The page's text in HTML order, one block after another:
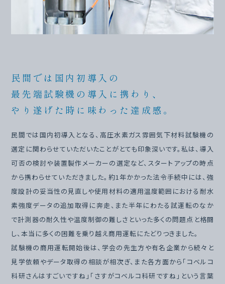
民間では国内初導入の
最先端試験機の導入に携わり、
やり遂げた時に味わった達成感。
民間では国内初導入となる、高圧水素ガス雰囲気下材料試験機の
選定に関わらせていただいたことがとても印象深いです。私は、導入
可否の検討や装置製作メーカーの選定など、スタートアップの時点
から携わらせていただきました。約1年かかった法令手続中には、強
度設計の妥当性の見直しや使用材料の適用温度範囲における耐水
素強度データの追加取得に奔走、また半年にわたる試運転のなか
で計測器の耐久性や温度制御の難しさといった多くの問題点と格闘
し、本当に多くの困難を乗り越え商用運転にたどりつきました。
試験機の商用運転開始後は、学会の先生方や有名企業から続々と
見学依頼やデータ取得の相談が相次ぎ、また各方面から「コベルコ
科研さんはすごいですね」「さすがコベルコ科研ですね」という言葉